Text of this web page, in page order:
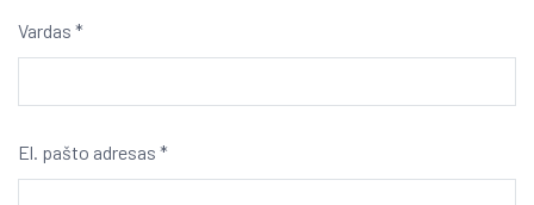
Vardas *
El. pašto adresas *